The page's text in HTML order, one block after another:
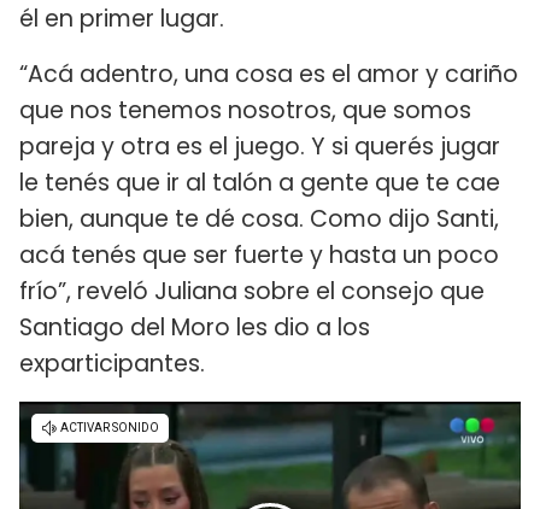
él en primer lugar.
“Acá adentro, una cosa es el amor y cariño
que nos tenemos nosotros, que somos
pareja y otra es el juego. Y si querés jugar
le tenés que ir al talón a gente que te cae
bien, aunque te dé cosa. Como dijo Santi,
acá tenés que ser fuerte y hasta un poco
frío”, reveló Juliana sobre el consejo que
Santiago del Moro les dio a los
exparticipantes.